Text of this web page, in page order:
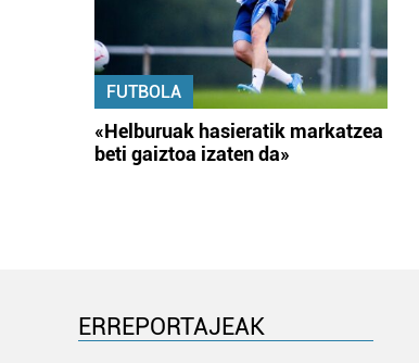
FUTBOLA
«Helburuak hasieratik markatzea
beti gaiztoa izaten da»
ERREPORTAJEAK